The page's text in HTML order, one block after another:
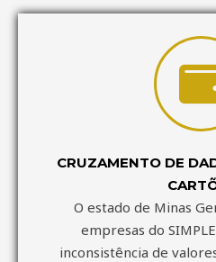
CRUZAMENTO DE
O estado de Minas
empresas do
inconsistência de